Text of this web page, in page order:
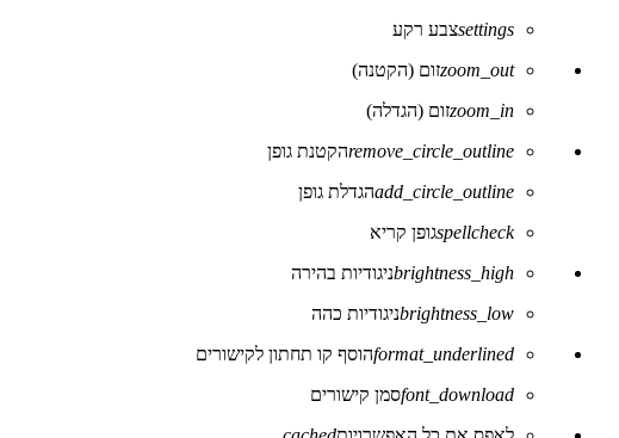
settingsצבע רקע
zoom_outזום (הקטנה)
zoom_inזום (הגדלה)
remove_circle_outlineהקטנת גופן
add_circle_outlineהגדלת גופן
spellcheckגופן קריא
brightness_highניגודיות בהירה
brightness_lowניגודיות כהה
format_underlinedהוסף קו תחתון לקישורים
font_downloadסמן קישורים